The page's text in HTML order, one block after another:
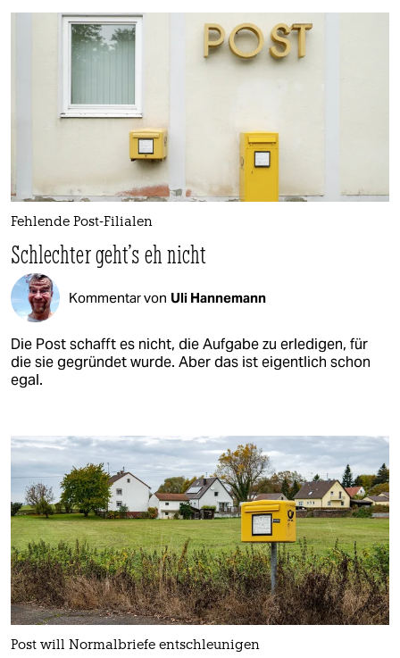
Fehlende Post-Filialen
Schlechter geht's eh nicht
Kommentar von Uli Hannemann
Die Post schafft es nicht, die Aufgabe zu erledigen, für
die sie gegründet wurde. Aber das ist eigentlich schon
egal.
Post will Normalbriefe entschleunigen